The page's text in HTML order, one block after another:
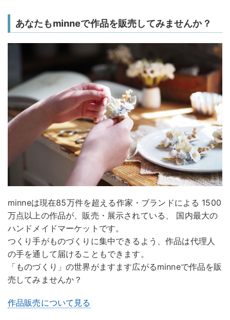
あなたもminneで作品を販売してみませんか？
minneは現在85万件を超える作家・ブランドによる 1500
万点以上の作品が、販売・展示されている、 国内最大の
ハンドメイドマーケットです。
つくり手がものづくりに集中できるよう、作品は代理人
の手を通して届けることもできます。
「ものづくり」の世界がますます広がるminneで作品を販
売してみませんか？
作品販売について見る